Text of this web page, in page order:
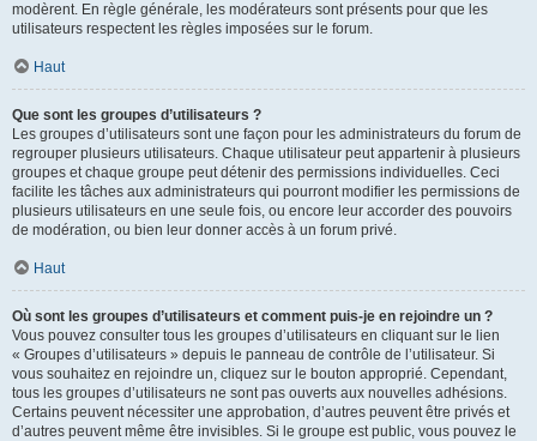
modèrent. En règle générale, les modérateurs sont présents pour que les
utilisateurs respectent les règles imposées sur le forum.
Haut
Que sont les groupes d’utilisateurs ?
Les groupes d’utilisateurs sont une façon pour les administrateurs du forum de
regrouper plusieurs utilisateurs. Chaque utilisateur peut appartenir à plusieurs
groupes et chaque groupe peut détenir des permissions individuelles. Ceci
facilite les tâches aux administrateurs qui pourront modifier les permissions de
plusieurs utilisateurs en une seule fois, ou encore leur accorder des pouvoirs
de modération, ou bien leur donner accès à un forum privé.
Haut
Où sont les groupes d’utilisateurs et comment puis-je en rejoindre un ?
Vous pouvez consulter tous les groupes d’utilisateurs en cliquant sur le lien
« Groupes d’utilisateurs » depuis le panneau de contrôle de l’utilisateur. Si
vous souhaitez en rejoindre un, cliquez sur le bouton approprié. Cependant,
tous les groupes d’utilisateurs ne sont pas ouverts aux nouvelles adhésions.
Certains peuvent nécessiter une approbation, d’autres peuvent être privés et
d’autres peuvent même être invisibles. Si le groupe est public, vous pouvez le